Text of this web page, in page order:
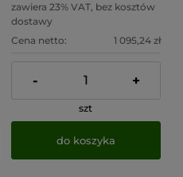
zawiera 23% VAT, bez kosztów
dostawy
Cena netto:
1 095,24 zł
- +
szt
do koszyka